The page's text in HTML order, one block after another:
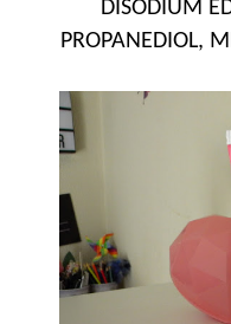
DISODIUM
PROPANEDIOL,